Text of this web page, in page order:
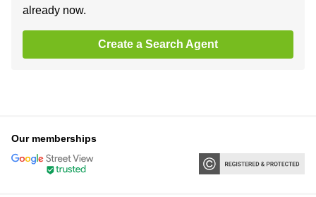
already now.
Create a Search Agent
Our memberships